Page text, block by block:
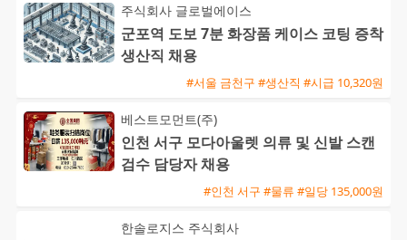
주식회사 글로벌에이스
군포역 도보 7분 화장품 케이스 코팅 증착
생산직 채용
#서울 금천구 #생산직 #시급 10,320원
베스트모먼트(주)
인천 서구 모다아울렛 의류 및 신발 스캔
검수 담당자 채용
#인천 서구 #물류 #일당 135,000원
한솔로지스 주식회사